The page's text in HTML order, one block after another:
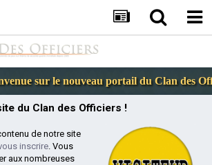
sur le nouveau portail du Clan des
du Clan des Officiers !
de notre site
inscrire. Vous
aux nombreuses